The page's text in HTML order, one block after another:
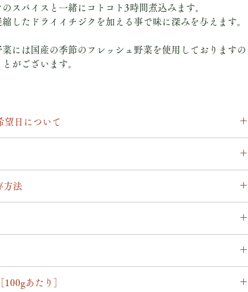
スパイスと一緒にコトコト3時間煮込みます。
したドライイチジクを加える事で味に深みを与えます。
には国産の季節のフレッシュ野菜を使用しておりますの
がございます。
望日について
は、最短発送（3日以内に順次発送）でお届けいたします。
～1月6日まで休業致します、その間のご注文は4日以降順次発送と
い。
（ 10,000円以上お買い上げで送料無料）
て
以降〜14日以内】にてお承りいたします。
ピングカートページ内「備考欄」へご記入ください。
方法
発送日より一ヶ月
冷凍庫で保存した場合の期限です
ス、ニンニク、タイム、ローリエ、クローブ、北海道産無塩バタ
赤ワイン、ブランデー、クレーム・ド・カシス、無添加チキンコ
ウ
あたり］